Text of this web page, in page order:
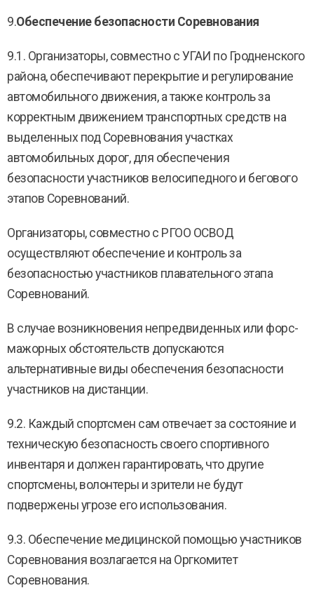
9.Обеспечение безопасности Соревнования
9.1. Организаторы, совместно с УГАИ по Гродненского
района, обеспечивают перекрытие и регулирование
автомобильного движения, а также контроль за
корректным движением транспортных средств на
выделенных под Соревнования участках
автомобильных дорог, для обеспечения
безопасности участников велосипедного и бегового
этапов Соревнований.
Организаторы, совместно с РГОО ОСВОД
осуществляют обеспечение и контроль за
безопасностью участников плавательного этапа
Соревнований.
В случае возникновения непредвиденных или форс-
мажорных обстоятельств допускаются
альтернативные виды обеспечения безопасности
участников на дистанции.
9.2. Каждый спортсмен сам отвечает за состояние и
техническую безопасность своего спортивного
инвентаря и должен гарантировать, что другие
спортсмены, волонтеры и зрители не будут
подвержены угрозе его использования.
9.3. Обеспечение медицинской помощью участников
Соревнования возлагается на Оргкомитет
Соревнования.